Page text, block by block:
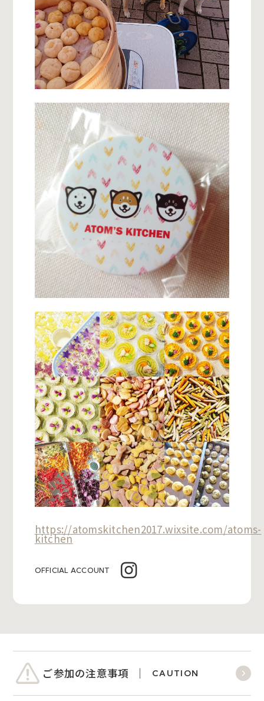
https://atomskitchen2017.wixsite.com/atoms-
kitchen
OFFICIAL ACCOUNT
ご参加の注意事項 CAUTION